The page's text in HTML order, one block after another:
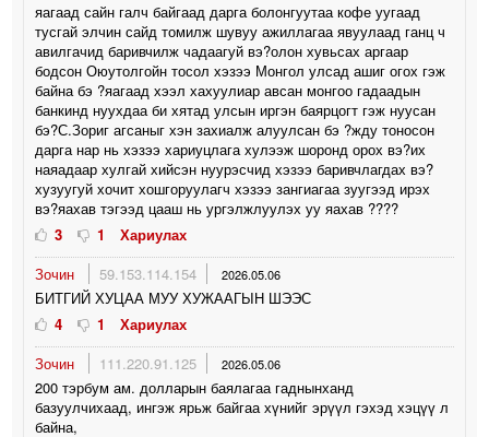
яагаад сайн галч байгаад дарга болонгуутаа кофе уугаад
тусгай элчин сайд томилж шувуу ажиллагаа явуулаад ганц ч
авилгачид баривчилж чадаагуй вэ?олон хувьсах аргаар
бодсон Оюутолгойн тосол хэзээ Монгол улсад ашиг огох гэж
байна бэ ?яагаад хээл хахуулиар авсан монгоо гадаадын
банкинд нуухдаа би хятад улсын иргэн баярцогт гэж нуусан
бэ?С.Зориг агсаныг хэн захиалж алуулсан бэ ?жду тоносон
дарга нар нь хэзээ хариуцлага хулээж шоронд орох вэ?их
наяадаар хулгай хийсэн нуурэсчид хэзээ баривчлагдах вэ?
хузуугуй хочит хошгоруулагч хэзээ зангиагаа зуугээд ирэх
вэ?яахав тэгээд цааш нь ургэлжлуулэх уу яахав ????
3
1
Хариулах
Зочин
59.153.114.154 2026.05.06
БИТГИЙ ХУЦАА МУУ ХУЖААГЫН ШЭЭС
4
1
Хариулах
Зочин
111.220.91.125 2026.05.06
200 тэрбум ам. долларын баялагаа гаднынханд
базуулчихаад, ингэж ярьж байгаа хүнийг эрүүл гэхэд хэцүү л
байна,